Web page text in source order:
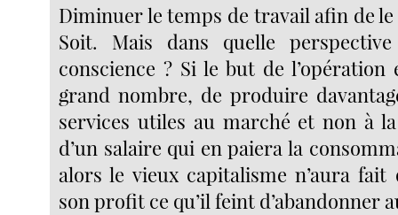
Diminuer le temps de travail afin de
Soit. Mais dans quelle
conscience ? Si le but de
grand nombre, de produire
services utiles au marché et non à
d’un salaire qui en paiera la
alors le vieux capitalisme n’aura
son profit ce qu’il feint d’abandonner